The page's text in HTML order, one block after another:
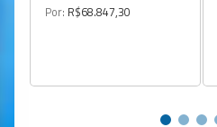
Por: R$68.847,30